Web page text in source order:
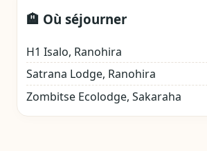
🏨 Où séjourner
H1 Isalo, Ranohira
Satrana Lodge, Ranohira
Zombitse Ecolodge, Sakaraha